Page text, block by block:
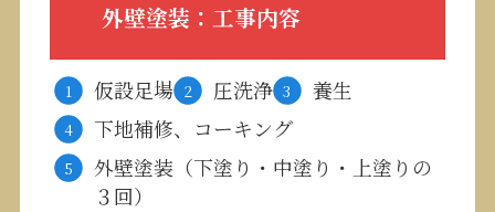
外壁塗装：工事内容
仮設足場 圧洗浄
養生
下地補修、コーキング
外壁塗装（下塗り・中塗り・上塗りの
３回）